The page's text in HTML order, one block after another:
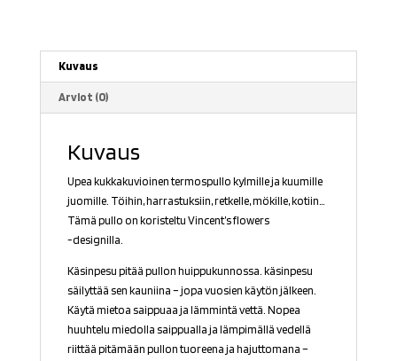
Kuvaus
Arviot (0)
Kuvaus
Upea kukkakuvioinen termospullo kylmille ja kuumille
juomille. Töihin, harrastuksiin, retkelle, mökille, kotiin…
Tämä pullo on koristeltu Vincent’s flowers
-designilla.
Käsinpesu pitää pullon huippukunnossa. käsinpesu
säilyttää sen kauniina – jopa vuosien käytön jälkeen.
Käytä mietoa saippuaa ja lämmintä vettä. Nopea
huuhtelu miedolla saippualla ja lämpimällä vedellä
riittää pitämään pullon tuoreena ja hajuttomana –